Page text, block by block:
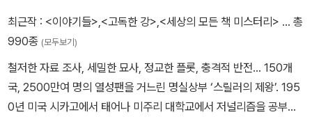
었다는 거야?
트리플-X: 밸리먼이라고? NFW.
산체스가 말했다.
“약속했잖아요. 그건 아무 의미도 없다는 건가요?”
질레트는 절박한 목소리로 말했다.
“한 시간만 줘요.”
하지만 베이클은 예의 비열한 미소를 다시 떠올릴 뿐 대꾸도 하지 않
와이어트 질레트를 가석방시킨다. 주변의 우려에도 불구하고 수사에
도움이 될 것이라는 믿음 때문에 그를 데려오는 것이다. 해커들 특유
의 집착과 호기심을 가진 질레트는 열정적으로 페이트의 컴퓨터 바이
러스를 추적한다. 그즈음 페이트는 수사반 안의 누군가를 살해하기에
이르고 수사는 더욱 숨 가쁘게 진행된다.
최근작 : <이야기들>,<고독한 강>,<세상의 모든 책 미스터리> … 총
990종 (모두보기)
철저한 자료 조사, 세밀한 묘사, 정교한 플롯, 충격적 반전… 150개
국, 2500만여 명의 열성팬을 거느린 명실상부 ‘스릴러의 제왕’. 195
0년 미국 시카고에서 태어나 미주리 대학교에서 저널리즘을 공부했